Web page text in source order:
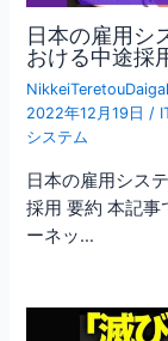
日本の雇用シ
おける中途採
2022年12月19日 /
システム
日本の雇用シス
採用 要約 本記事
ーネッ…